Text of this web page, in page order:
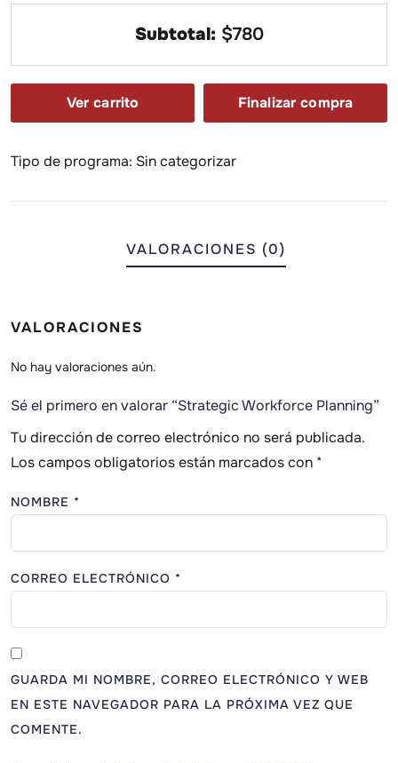
Subtotal: $780
Ver carrito Finalizar compra
Tipo de programa: Sin categorizar
VALORACIONES (0)
VALORACIONES
No hay valoraciones aún.
Sé el primero en valorar “Strategic Workforce Planning”
Tu dirección de correo electrónico no será publicada.
Los campos obligatorios están marcados con *
NOMBRE *
CORREO ELECTRÓNICO *
GUARDA MI NOMBRE, CORREO ELECTRÓNICO Y WEB
EN ESTE NAVEGADOR PARA LA PRÓXIMA VEZ QUE
COMENTE.